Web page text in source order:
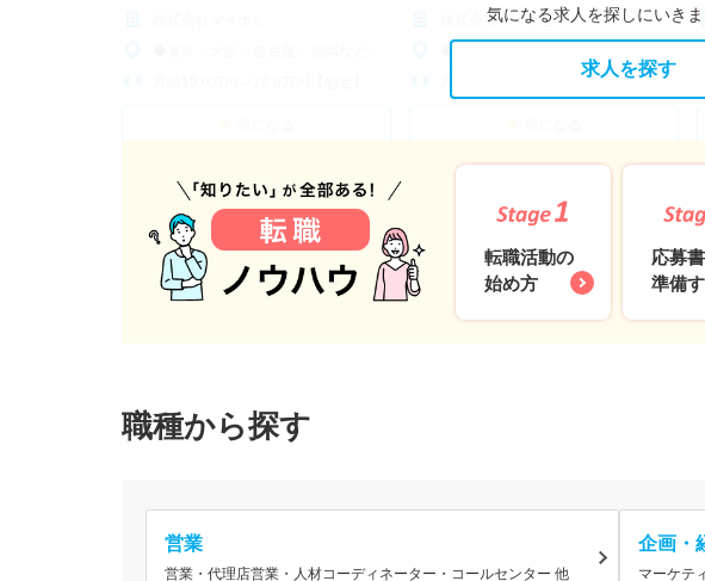
気になる求人を探しにいきま
求人を探す
株式会社マイナビ
月給19.0万円～22.8万円【想定】
ハ
ウ
転職活動の
始め方
応募
準備
職種から探す
営業
営業・代理店営業・人材コーディネーター・コールセンター 他
企画・
マーケテ